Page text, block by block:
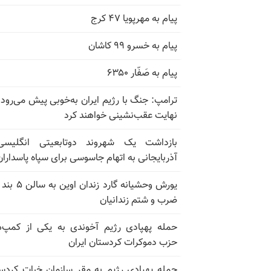
پیام به مهرپویا ۴۷ کرج
پیام به خسرو ۹۹ کاشان
پیام به صَفّار ۶۳۵۰
ترامپ: جنگ با رژیم ایران به‌خوبی پیش
نهایت عقب‌نشینی خواهند کرد
بازداشت یک شهروند دوتابعیتی
آذربایجانی به اتهام جاسوسی برای سپاه
ضرب و شتم زندانیان
حمله پهپادی رژیم آخوندی به یکی از
حزب دموکرات کردستان ایران